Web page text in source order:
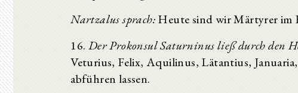
Nartzalus sprach:Heute sind wir Märtyrer im
16. Der Prokonsul Saturninus ließ durch den
Veturius, Felix, Aquilinus, Lätantius,
abführen lassen.